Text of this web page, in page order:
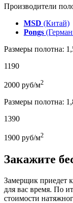
Производители
MSD (Китай)
Pongs
Размеры полотна:
1190
2000 руб/м2
Размеры полотна:
1390
1900 руб/м2
Закажите
Замерщик приедет
для вас время. По
стоимости